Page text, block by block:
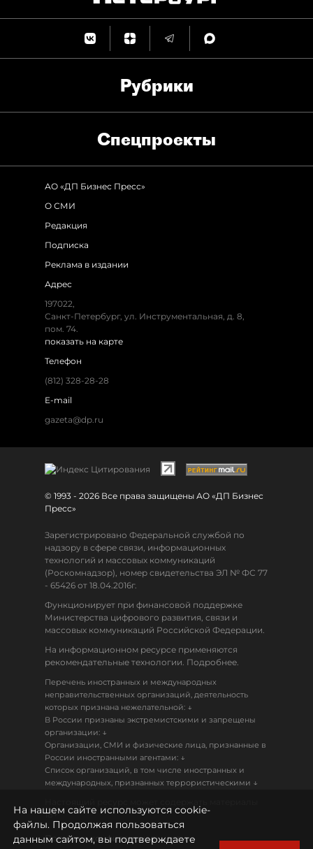
Рубрики
Спец­проекты
АО «ДП Бизнес Пресс»
О СМИ
Редакция
Подписка
Реклама в издании
Адрес
197022,
Санкт-Петербург, ул. Инструментальная, д. 8,
пом. 74.
показать на карте
Телефон
(812) 328-28-28
E-mail
gazeta@dp.ru
© 1993 - 2026 Все права защищены АО «ДП Бизнес
Пресс»
Зарегистрировано Федеральной службой по
надзору в сфере связи, информационных
технологий и массовых коммуникаций
(Роскомнадзор), номер свидетельства ЭЛ № ФС 77
- 65426 от 18.04.2016г.
Функционирует при финансовой поддержке
Министерства цифрового развития, связи и
массовых коммуникаций Российской Федерации.
На информационном ресурсе применяются
рекомендательные технологии. Подробнее.
Перечень иностранных и международных
неправительственных организаций, деятельность
которых признана нежелательной: ↓
В России признаны экстремистскими и запрещены
организации: ↓
Организации, СМИ и физические лица, признанные в
России иностранными агентами: ↓
Список организаций, в том числе иностранных и
международных, признанных террористическими ↓
18+
Политика конфиденциальности
На нашем сайте используются cookie-
файлы. Продолжая пользоваться
данным сайтом, вы подтверждаете